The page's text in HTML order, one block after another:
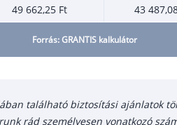
49 662,25 Ft 43
Forrás: GRANTIS kalkulátor
található biztosítási ajánlatok
rád személyesen vonatkozó